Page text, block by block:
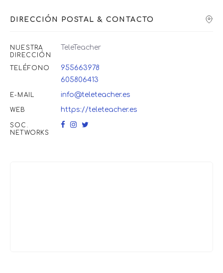
DIRECCIÓN POSTAL & CONTACTO
NUESTRA
DIRECCIÓN
TeleTeacher
TELÉFONO
955663978
605806413
E-MAIL info@teleteacher.es
WEB https://teleteacher.es
SOC.
NETWORKS